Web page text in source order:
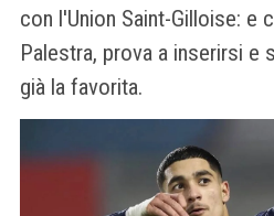
con l'Union Saint-Gilloise: e
Palestra, prova a inserirsi e
già la favorita.